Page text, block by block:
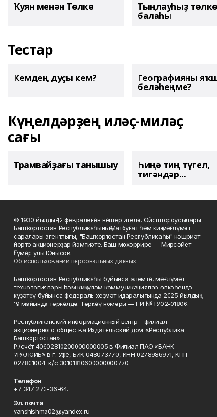
Ҡуян менән Төлкө Тыңлауһыҙ төлкө
балаһы
Тестар
Кемдең дуҫы кем? Географияны
беләһеңме?
Күңелдәрҙең иләҫ-миләҫ
сағы
Трамвайҙағы танышыу Һиңә тиң түгел,
тигәндәр...
© 1930 йылдың 12 февраленән нәшер ителә. Ойоштороусылары:
Башҡортостан Республикаһының Матбуғат һәм киң мәғлүмәт
саралары агентлығы, "Башҡортостан Республикаһы" нәшриәт
йорто акционерҙар йәмғиәте. Баш мөхәррире — Мирсәйет
Ғүмәр улы Юнысов.
Об использовании персональных данных
Башҡортостан Республикаһы буйынса элемтә, мәғлүмәт
технологиялары һәм киңкүләм коммуникациялар өлкәһендә
күҙәтеү буйынса федераль хеҙмәт идаралығында 2025 йылдың
19 майында теркәлде. Теркәү номеры — ПИ №ТУ02-01806.
Республиканский информационный центр – филиал
акционерного общества Издательский дом «Республика
Башкортостан».
Р./счёт 40602810200000000005 в Филиал ПАО «БАНК
УРАЛСИБ» в г. Уфе, БИК 048073770, ИНН 0278986971, КПП
027801004, к/с 30101810600000000770.
Телефон
+7 347 273-36-64.
Эл. почта
yanshishma02@yandex.ru